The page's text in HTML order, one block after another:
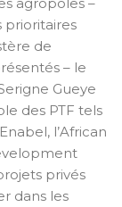
prioritaires
de
– le
Gueye
des PTF tels
l’African
privés
dans les